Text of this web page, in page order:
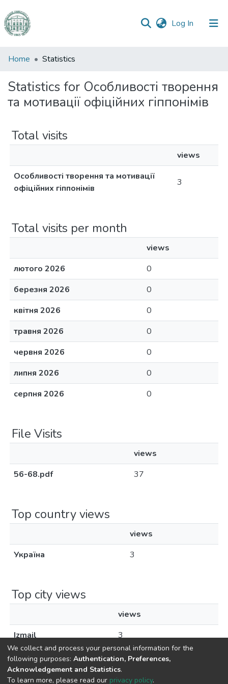
Log In (current)
Communities
Collections
All of DSpace
Home Statistics
Statistics for Особливості творення
та мотивації офіційних гіппонімів
Total visits
views
Особливості творення та мотивації
офіційних гіппонімів
3
Total visits per month
views
лютого 2026
0
березня 2026
0
квітня 2026
0
травня 2026
0
червня 2026
0
липня 2026
0
серпня 2026
0
File Visits
views
56-68.pdf
37
Top country views
views
Україна
3
Top city views
views
Izmail
3
We collect and process your personal information for the
following purposes: Authentication, Preferences,
Acknowledgement and Statistics.
To learn more, please read our privacy policy.